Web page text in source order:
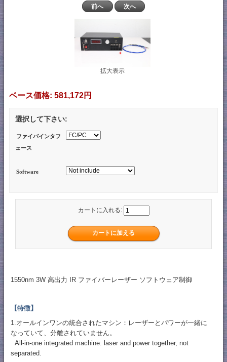
前へ 次へ
拡大表示
ベース価格: 581,172円
選択して下さい:
ファイバインタフ
ェース
Software
カートに入れる:
1550nm 3W 高出力 IR ファイバーレーザー ソフトウェア制御
【特徴】
1.オールインワンの統合されたマシン：レーザーとパワーが一緒に
なっていて、分離されていません。
All-in-one integrated machine: laser and power together, not
separated.